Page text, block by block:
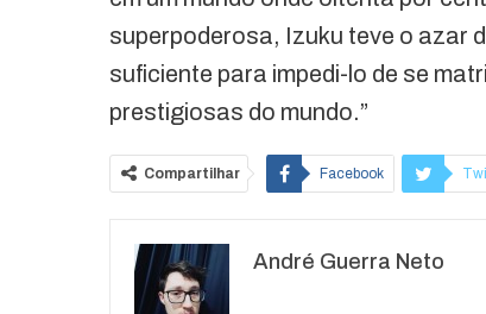
superpoderosa, Izuku teve o azar
suficiente para impedi-lo de se
prestigiosas do mundo.”
Compartilhar Facebook
André Guerra Neto